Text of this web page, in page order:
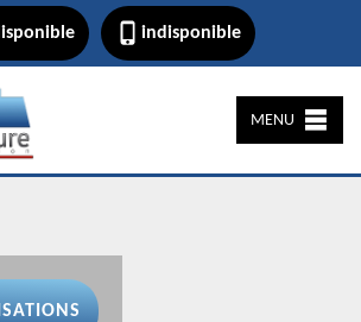
indisponible
MENU